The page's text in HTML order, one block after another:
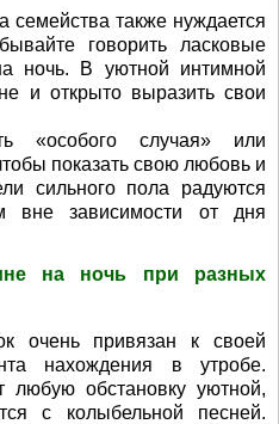
семейства также нуждается
говорить ласковые
ночь. В уютной интимной
и открыто выразить свои
«особого случая» или
показать свою любовь и
сильного пола радуются
вне зависимости от дня
на ночь при разных
очень привязан к своей
нахождения в утробе.
любую обстановку уютной,
с колыбельной песней.